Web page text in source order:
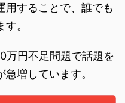
用することで、誰でも
。
万円不足問題で話題を
増しています。